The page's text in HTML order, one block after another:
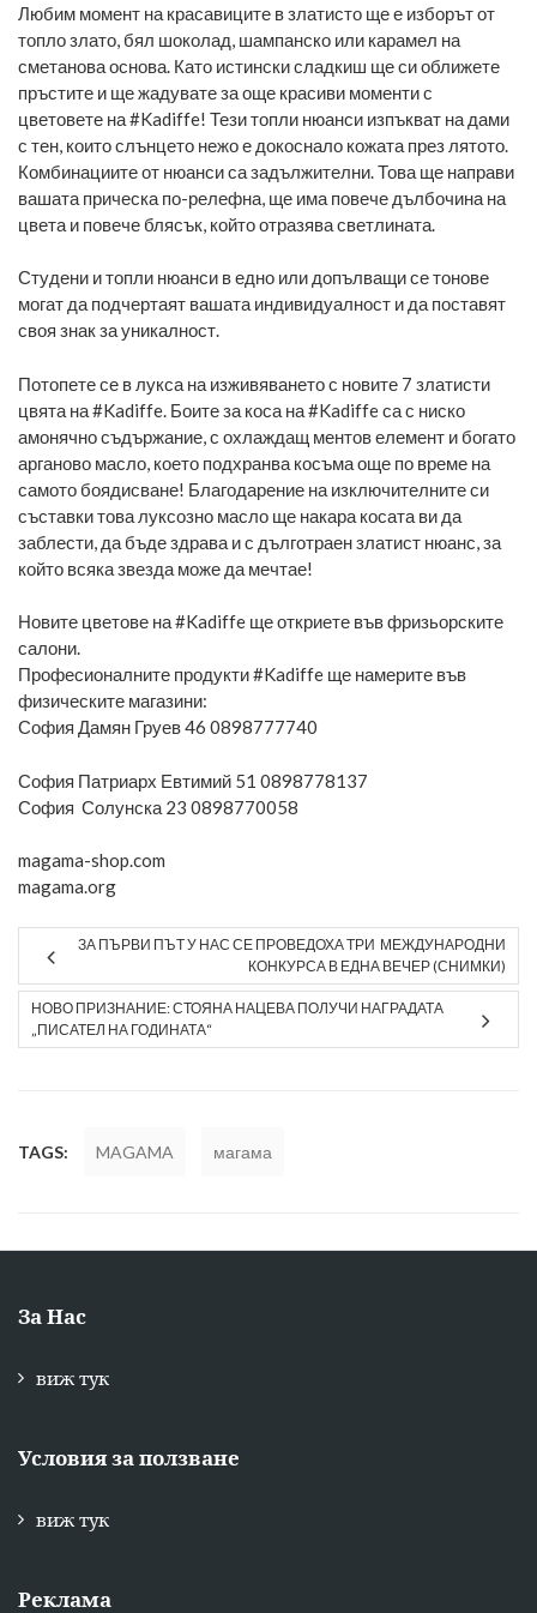
Любим момент на красавиците в златисто ще е изборът от
топло злато, бял шоколад, шампанско или карамел на
сметанова основа. Като истински сладкиш ще си оближете
пръстите и ще жадувате за още красиви моменти с
цветовете на #Kadiffe! Тези топли нюанси изпъкват на дами
с тен, които слънцето нежо е докоснало кожата през лятото.
Комбинациите от нюанси са задължителни. Това ще направи
вашата прическа по-релефна, ще има повече дълбочина на
цвета и повече блясък, който отразява светлината.
Студени и топли нюанси в едно или допълващи се тонове
могат да подчертаят вашата индивидуалност и да поставят
своя знак за уникалност.
Потопете се в лукса на изживяването с новите 7 златисти
цвята на #Kadiffe. Боите за коса на #Kadiffe са с ниско
амонячно съдържание, с охлаждащ ментов елемент и богато
арганово масло, което подхранва косъма още по време на
самото боядисване! Благодарение на изключителните си
съставки това луксозно масло ще накара косата ви да
заблести, да бъде здрава и с дълготраен златист нюанс, за
който всяка звезда може да мечтае!
Новите цветове на #Kadiffe ще откриете във фризьорските
салони.
Професионалните продукти #Kadiffe ще намерите във
физическите магазини:
София Дамян Груев 46 0898777740
София Патриарх Евтимий 51 0898778137
София Солунска 23 0898770058
magama-shop.com
magama.org
ЗА ПЪРВИ ПЪТ У НАС СЕ ПРОВЕДОХА ТРИ МЕЖДУНАРОДНИ
КОНКУРСА В ЕДНА ВЕЧЕР (СНИМКИ)
НОВО ПРИЗНАНИЕ: СТОЯНА НАЦЕВА ПОЛУЧИ НАГРАДАТА
„ПИСАТЕЛ НА ГОДИНАТА“
TAGS: MAGAMA магама
За Нас
виж тук
Условия за ползване
виж тук
Реклама